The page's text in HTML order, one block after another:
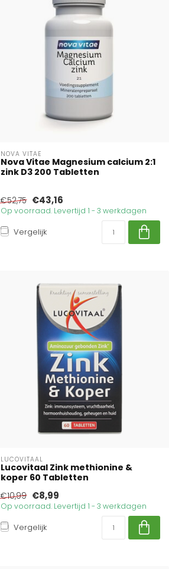
NOVA VITAE
Nova Vitae Magnesium calcium 2:1
zink D3 200 Tabletten
€52,75 €43,16
Op voorraad. Levertijd 1 - 3 werkdagen
Vergelijk
LUCOVITAAL
Lucovitaal Zink methionine &
koper 60 Tabletten
€10,99 €8,99
Op voorraad. Levertijd 1 - 3 werkdagen
Vergelijk